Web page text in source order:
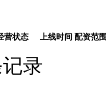
营状态 上线时间 配资范
录